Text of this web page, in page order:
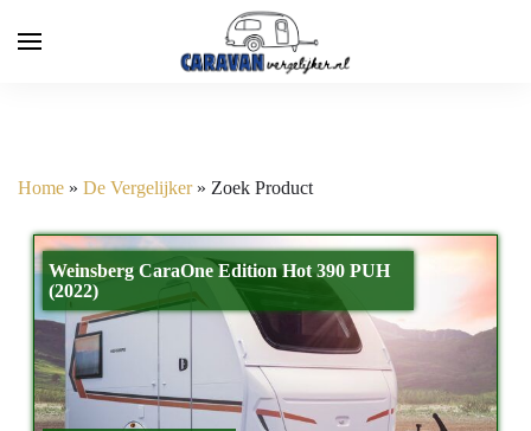
Home » De Vergelijker» Zoek Product
Weinsberg CaraOne Edition Hot 390 PUH
(2022)